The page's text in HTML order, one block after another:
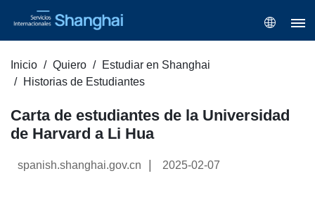
Inicio Quiero
Estudiar en Shanghai
Historias de Estudiantes
Carta de estudiantes de la Universidad
de Harvard a Li Hua
spanish.shanghai.gov.cn 2025-02-07